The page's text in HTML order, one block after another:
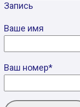
Запись
Ваше имя
Ваш номер*